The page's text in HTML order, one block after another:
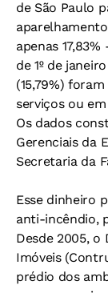
de São Paulo
apenas
de 1º de
(15,79%)
serviços ou
Os dados
Gerenciais da
Secretaria da
Esse dinheiro
anti-incêndio,
Desde 2005,
Imóveis
prédio dos